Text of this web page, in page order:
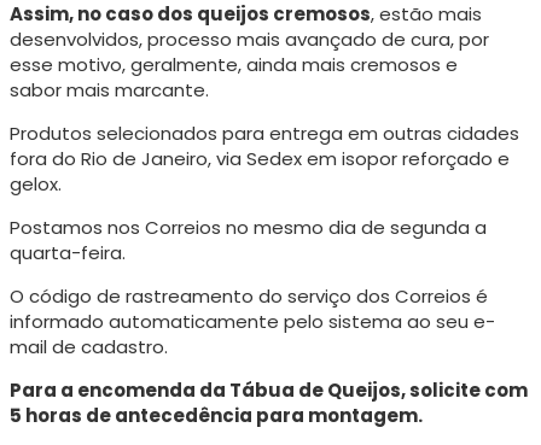
Assim, no caso dos queijos cremosos, estão mais
desenvolvidos, processo mais avançado de cura, por
esse motivo, geralmente, ainda mais cremosos e
sabor mais marcante.
Produtos selecionados para entrega em outras cidades
fora do Rio de Janeiro, via Sedex em isopor reforçado e
gelox.
Postamos nos Correios no mesmo dia de segunda a
quarta-feira.
O código de rastreamento do serviço dos Correios é
informado automaticamente pelo sistema ao seu e-
mail de cadastro.
Para a encomenda da Tábua de Queijos, solicite com
5 horas de antecedência para montagem.